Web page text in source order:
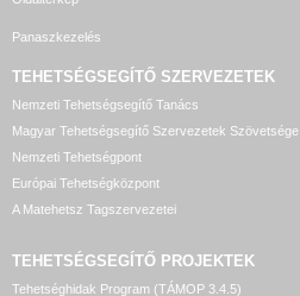
Panaszkezelés
TEHETSÉGSEGÍTŐ SZERVEZETEK
Nemzeti Tehetségsegítő Tanács
Magyar Tehetségsegítő Szervezetek Szövetsége
Nemzeti Tehetségpont
Európai Tehetségközpont
A Matehetsz Tagszervezetei
TEHETSÉGSEGÍTŐ PROJEKTEK
Tehetséghidak Program (TÁMOP 3.4.5)